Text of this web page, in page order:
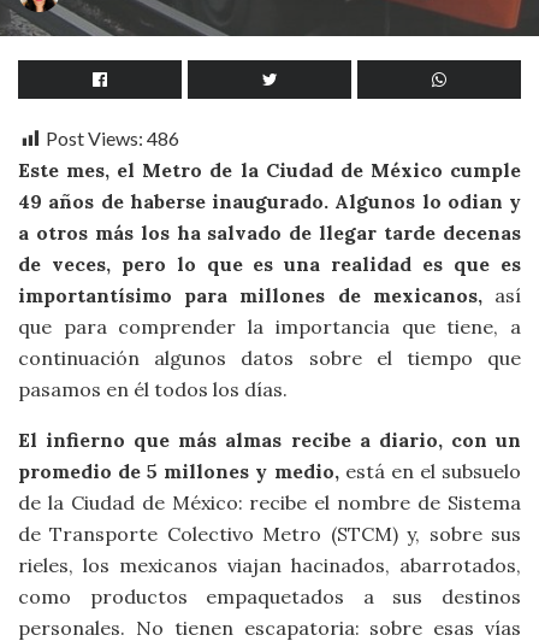
Post Views: 486
Este mes, el Metro de la Ciudad de México cumple
49 años de haberse inaugurado. Algunos lo odian y
a otros más los ha salvado de llegar tarde decenas
de veces, pero lo que es una realidad es que es
importantísimo para millones de mexicanos, así
que para comprender la importancia que tiene, a
continuación algunos datos sobre el tiempo que
pasamos en él todos los días.
El infierno que más almas recibe a diario, con un
promedio de 5 millones y medio,está en el subsuelo
de la Ciudad de México: recibe el nombre de Sistema
de Transporte Colectivo Metro (STCM) y, sobre sus
rieles, los mexicanos viajan hacinados, abarrotados,
como productos empaquetados a sus destinos
personales. No tienen escapatoria: sobre esas vías